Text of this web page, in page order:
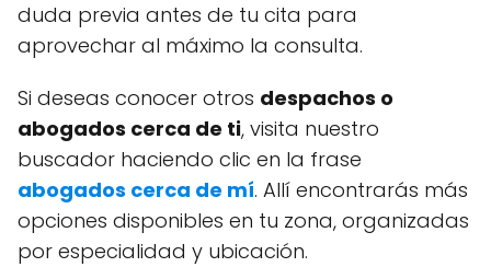
duda previa antes de tu cita para
aprovechar al máximo la consulta.
Si deseas conocer otros despachos o
abogados cerca de ti, visita nuestro
buscador haciendo clic en la frase
abogados cerca de mí. Allí encontrarás más
opciones disponibles en tu zona, organizadas
por especialidad y ubicación.